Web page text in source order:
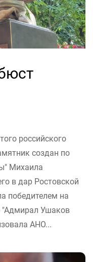
российского
создан по
Михаила
в дар Ростовской
победителем на
"Адмирал Ушаков
АНО...